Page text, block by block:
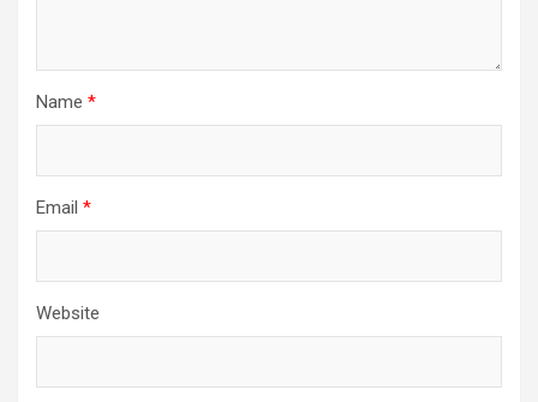
Name *
Email *
Website